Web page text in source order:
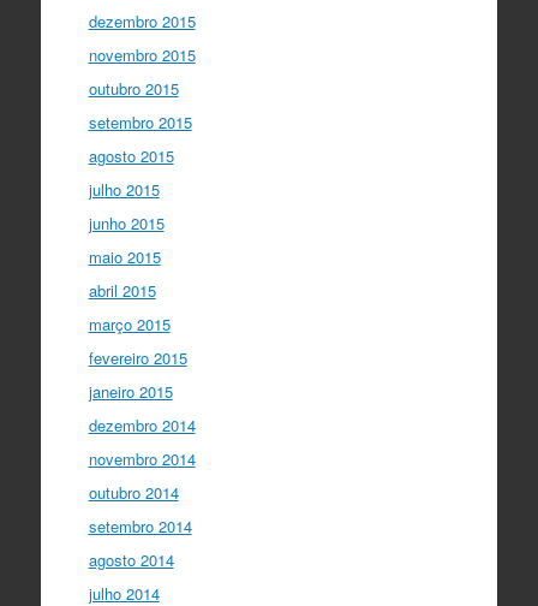
dezembro 2015
novembro 2015
outubro 2015
setembro 2015
agosto 2015
julho 2015
junho 2015
maio 2015
abril 2015
março 2015
fevereiro 2015
janeiro 2015
dezembro 2014
novembro 2014
outubro 2014
setembro 2014
agosto 2014
julho 2014